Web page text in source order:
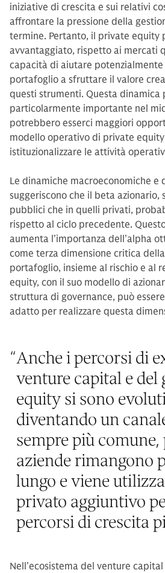
iniziative di crescita e sui relativi
affrontare la pressione della
termine. Pertanto, il private equity
avvantaggiato, rispetto ai mercati
capacità di aiutare potenzialmente
portafoglio a sfruttare il valore
questi strumenti. Questa dinamica
particolarmente importante nel
potrebbero esserci maggiori
modello operativo di private
istituzionalizzare le attività
Le dinamiche macroeconomiche e
suggeriscono che il beta azionario,
pubblici che in quelli privati,
rispetto al ciclo precedente.
aumenta l’importanza dell’alpha
come terza dimensione critica
portafoglio, insieme al rischio e al
equity, con il suo modello di
struttura di governance, può
adatto per realizzare questa
“Anche i percorsi di
venture capital e
equity si sono
diventando un
sempre più comune,
aziende rimangono
lungo e viene
privato aggiuntivo
percorsi di crescita
Nell’ecosistema del venture